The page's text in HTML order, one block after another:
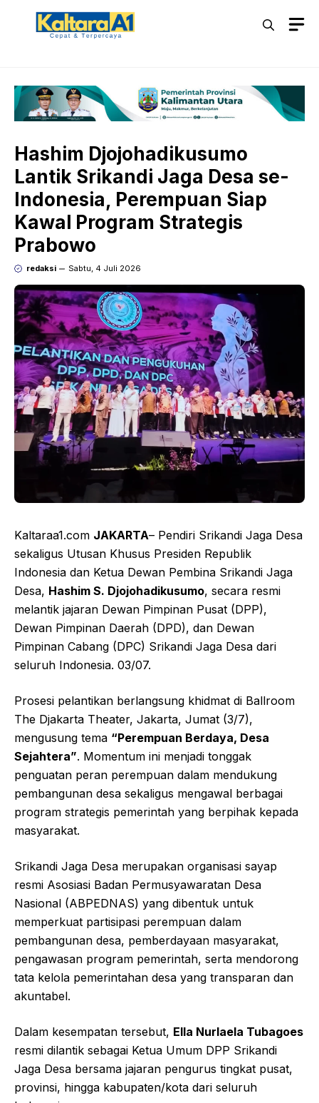
Langsung
Hashim Djojohadikusumo
Lantik Srikandi Jaga Desa se-
Indonesia, Perempuan Siap
Kawal Program Strategis
Prabowo
redaksi Sabtu, 4 Juli 2026
Kaltaraa1.com JAKARTA– Pendiri Srikandi Jaga Desa
sekaligus Utusan Khusus Presiden Republik
Indonesia dan Ketua Dewan Pembina Srikandi Jaga
Desa, Hashim S. Djojohadikusumo, secara resmi
melantik jajaran Dewan Pimpinan Pusat (DPP),
Dewan Pimpinan Daerah (DPD), dan Dewan
Pimpinan Cabang (DPC) Srikandi Jaga Desa dari
seluruh Indonesia. 03/07.
Prosesi pelantikan berlangsung khidmat di Ballroom
The Djakarta Theater, Jakarta, Jumat (3/7),
mengusung tema “Perempuan Berdaya, Desa
Sejahtera”. Momentum ini menjadi tonggak
penguatan peran perempuan dalam mendukung
pembangunan desa sekaligus mengawal berbagai
program strategis pemerintah yang berpihak kepada
masyarakat.
Srikandi Jaga Desa merupakan organisasi sayap
resmi Asosiasi Badan Permusyawaratan Desa
Nasional (ABPEDNAS) yang dibentuk untuk
memperkuat partisipasi perempuan dalam
pembangunan desa, pemberdayaan masyarakat,
pengawasan program pemerintah, serta mendorong
tata kelola pemerintahan desa yang transparan dan
akuntabel.
Dalam kesempatan tersebut, Ella Nurlaela Tubagoes
resmi dilantik sebagai Ketua Umum DPP Srikandi
Jaga Desa bersama jajaran pengurus tingkat pusat,
provinsi, hingga kabupaten/kota dari seluruh